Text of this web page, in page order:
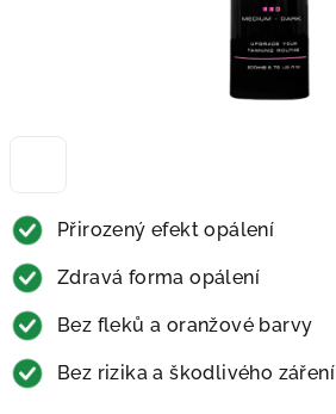
Přirozený efekt opálení
Zdravá forma opálení
Bez fleků a oranžové barvy
Bez rizika a škodlivého záření